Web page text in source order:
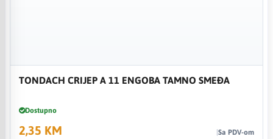
TONDACH CRIJEP A 11 ENGOBA TAMNO SMEĐA
Dostupno
2,35 KM Sa PDV-om